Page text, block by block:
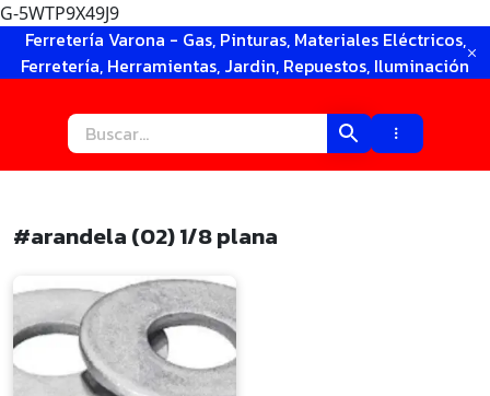
G-5WTP9X49J9
Ferretería Varona - Gas, Pinturas, Materiales Eléctricos,
Ferretería, Herramientas, Jardin, Repuestos, Iluminación
#arandela (02) 1/8 plana